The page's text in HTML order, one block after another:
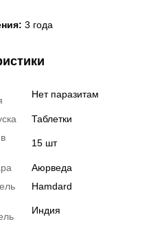
3 года
Нет паразитам
Таблетки
15 шт
Аюрведа
Hamdard
Индия